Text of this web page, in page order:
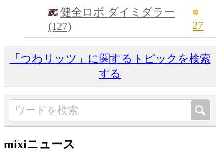
健全ロボ ダイミダラー
(127)
27
「つわリッツ」に関するトピックを検索
する
mixiニュース